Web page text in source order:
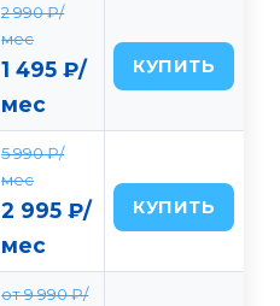
2 990 ₽/
мес
1 495 ₽/
мес
КУПИТЬ
5 990 ₽/
мес
2 995 ₽/
мес
КУПИТЬ
от 9 990 ₽/